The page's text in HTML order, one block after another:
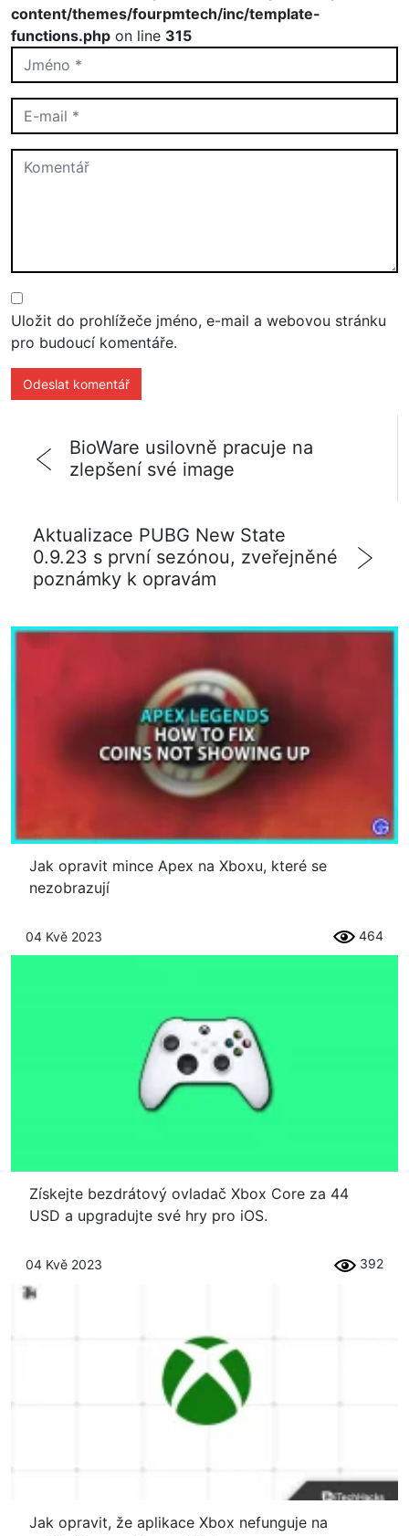
content/themes/fourpmtech/inc/template-
functions.php on line 315
Uložit do prohlížeče jméno, e-mail a webovou stránku
pro budoucí komentáře.
BioWare usilovně pracuje na
zlepšení své image
Aktualizace PUBG New State
0.9.23 s první sezónou, zveřejněné
poznámky k opravám
Jak opravit mince Apex na Xboxu, které se
nezobrazují
04 Kvě 2023 464
Získejte bezdrátový ovladač Xbox Core za 44
USD a upgradujte své hry pro iOS.
04 Kvě 2023 392
Jak opravit, že aplikace Xbox nefunguje na